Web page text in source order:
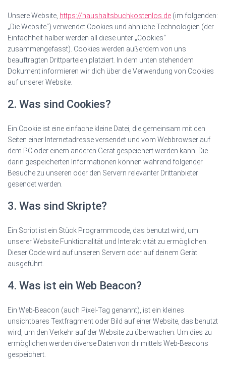
Unsere Website, https://haushaltsbuchkostenlos.de (im folgenden:
„Die Website“) verwendet Cookies und ähnliche Technologien (der
Einfachheit halber werden all diese unter „Cookies“
zusammengefasst). Cookies werden außerdem von uns
beauftragten Drittparteien platziert. In dem unten stehendem
Dokument informieren wir dich über die Verwendung von Cookies
auf unserer Website.
2. Was sind Cookies?
Ein Cookie ist eine einfache kleine Datei, die gemeinsam mit den
Seiten einer Internetadresse versendet und vom Webbrowser auf
dem PC oder einem anderen Gerät gespeichert werden kann. Die
darin gespeicherten Informationen können während folgender
Besuche zu unseren oder den Servern relevanter Drittanbieter
gesendet werden.
3. Was sind Skripte?
Ein Script ist ein Stück Programmcode, das benutzt wird, um
unserer Website Funktionalität und Interaktivität zu ermöglichen.
Dieser Code wird auf unseren Servern oder auf deinem Gerät
ausgeführt.
4. Was ist ein Web Beacon?
Ein Web-Beacon (auch Pixel-Tag genannt), ist ein kleines
unsichtbares Textfragment oder Bild auf einer Website, das benutzt
wird, um den Verkehr auf der Website zu überwachen. Um dies zu
ermöglichen werden diverse Daten von dir mittels Web-Beacons
gespeichert.